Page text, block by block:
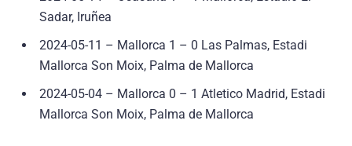
Sadar, Iruñea
2024-05-11 – Mallorca 1 – 0 Las Palmas, Estadi
Mallorca Son Moix, Palma de Mallorca
2024-05-04 – Mallorca 0 – 1 Atletico Madrid, Estadi
Mallorca Son Moix, Palma de Mallorca